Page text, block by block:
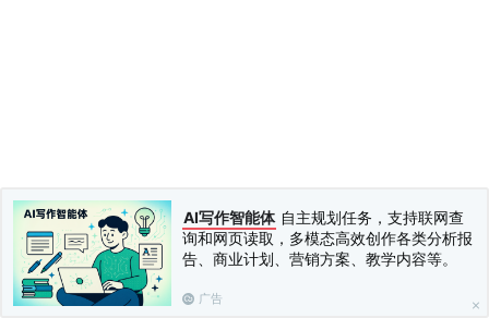
AI写作智能体 自主规划任务，支持联网查
询和网页读取，多模态高效创作各类分析报
告、商业计划、营销方案、教学内容等。
广告